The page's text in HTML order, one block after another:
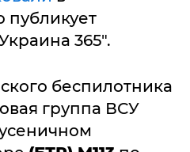
публикует
365".
беспилотника
группа ВСУ